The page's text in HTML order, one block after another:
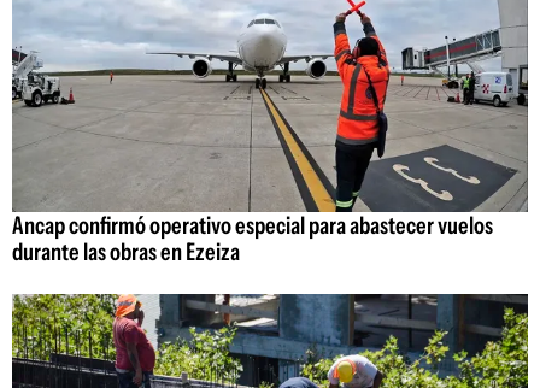
Ancap confirmó operativo especial para abastecer vuelos
durante las obras en Ezeiza